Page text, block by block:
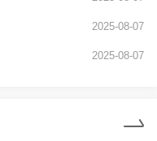
2025-08-07
2025-08-07